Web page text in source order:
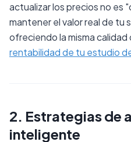
actualizar los precios no es
mantener el valor real de tu
ofreciendo la misma
rentabilidad de tu estudio
2. Estrategias de
inteligente